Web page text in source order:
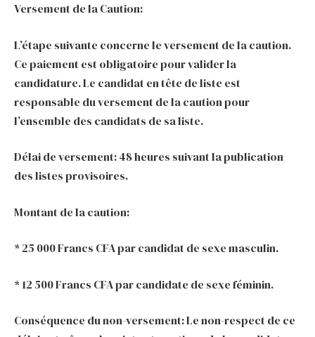
Versement de la Caution:
L’étape suivante concerne le versement de la caution.
Ce paiement est obligatoire pour valider la
candidature. Le candidat en tête de liste est
responsable du versement de la caution pour
l’ensemble des candidats de sa liste.
Délai de versement: 48 heures suivant la publication
des listes provisoires.
Montant de la caution:
* 25 000 Francs CFA par candidat de sexe masculin.
* 12 500 Francs CFA par candidate de sexe féminin.
Conséquence du non-versement: Le non-respect de ce